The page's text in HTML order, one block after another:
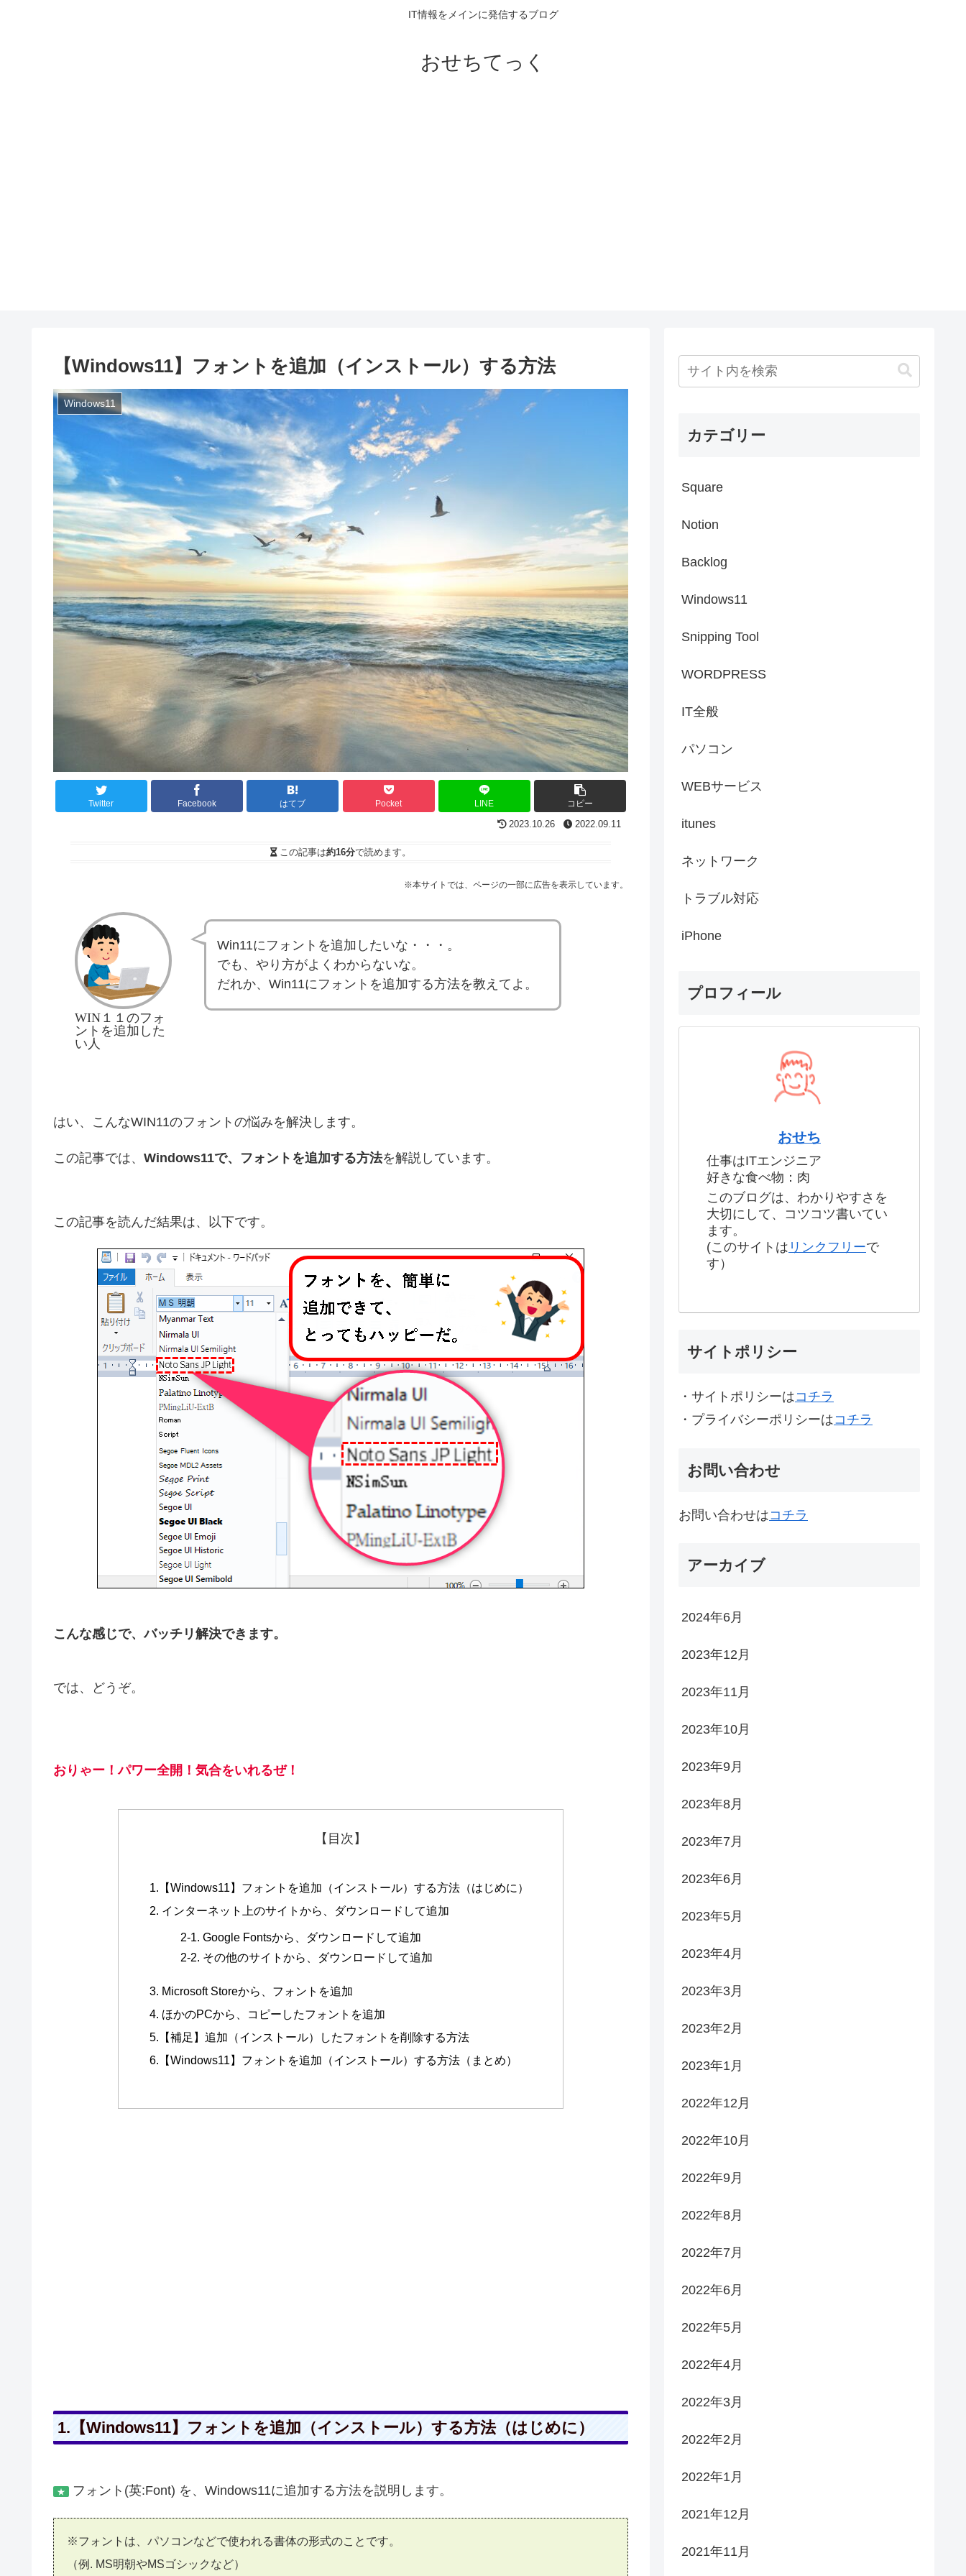
IT情報をメインに発信するブログ
おせちてっく
【Windows11】フォントを追加（インストール）する方法
Windows11
Twitter Facebook はてブ Pocket LINE コピー
2023.10.26 2022.09.11
この記事は約16分で読めます。
※本サイトでは、ページの一部に広告を表示しています。
WIN１１のフォ
ントを追加した
い人
Win11にフォントを追加したいな・・・。
でも、やり方がよくわからないな。
だれか、Win11にフォントを追加する方法を教えてよ。
はい、こんなWIN11のフォントの悩みを解決します。
この記事では、 Windows11で、フォントを追加する方法を解説しています。
この記事を読んだ結果は、以下です。
こんな感じで、バッチリ解決できます。
では、どうぞ。
おりゃー！パワー全開！ 気合をいれるぜ！
【目次】
1.【Windows11】フォントを追加（インストール）する方法（はじめに）
2. インターネット上のサイトから、ダウンロードして追加
2-1. Google Fontsから、ダウンロードして追加
2-2. その他のサイトから、ダウンロードして追加
3. Microsoft Storeから、フォントを追加
4. ほかのPCから、コピーしたフォントを追加
5.【補足】追加（インストール）したフォントを削除する方法
6.【Windows11】フォントを追加（インストール）する方法（まとめ）
1.【Windows11】フォントを追加（インストール）する方法（はじめに）
★ フォント(英:Font) を、Windows11に追加する方法を説明します。
※フォントは、パソコンなどで使われる書体の形式のことです。
（例. MS明朝やMSゴシックなど）
カテゴリー
Square
Notion
Backlog
Windows11
Snipping Tool
WORDPRESS
IT全般
パソコン
WEBサービス
itunes
ネットワーク
トラブル対応
iPhone
プロフィール
おせち
仕事はITエンジニア
好きな食べ物：肉
このブログは、わかりやすさを
大切にして、コツコツ書いてい
ます。
(このサイトは リンクフリーで
す）
サイトポリシー
・サイトポリシーはコチラ
・プライバシーポリシーはコチラ
お問い合わせ
お問い合わせはコチラ
アーカイブ
2024年6月
2023年12月
2023年11月
2023年10月
2023年9月
2023年8月
2023年7月
2023年6月
2023年5月
2023年4月
2023年3月
2023年2月
2023年1月
2022年12月
2022年10月
2022年9月
2022年8月
2022年7月
2022年6月
2022年5月
2022年4月
2022年3月
2022年2月
2022年1月
2021年12月
2021年11月